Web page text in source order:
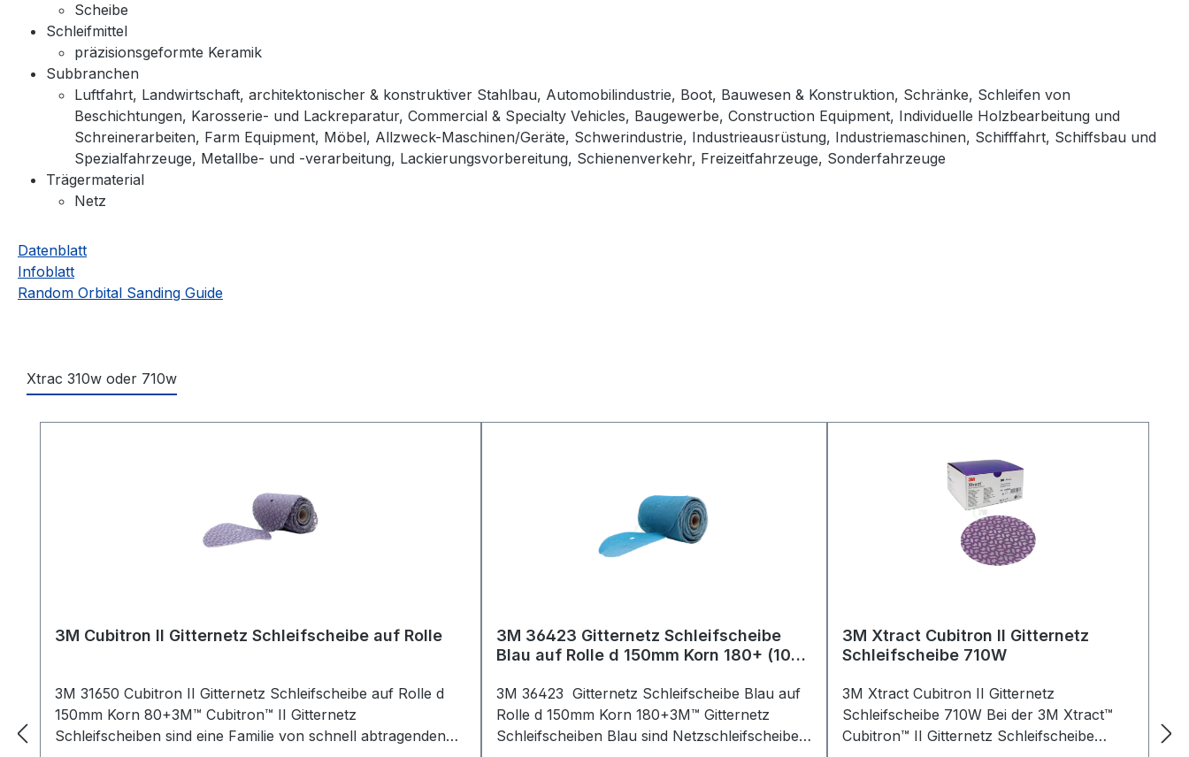
Scheibe
Schleifmittel
präzisionsgeformte Keramik
Subbranchen
Luftfahrt, Landwirtschaft, architektonischer & konstruktiver Stahlbau, Automobilindustrie, Boot, Bauwesen & Konstruktion, Schränke, Schleifen von
Beschichtungen, Karosserie- und Lackreparatur, Commercial & Specialty Vehicles, Baugewerbe, Construction Equipment, Individuelle Holzbearbeitung und
Schreinerarbeiten, Farm Equipment, Möbel, Allzweck-Maschinen/Geräte, Schwerindustrie, Industrieausrüstung, Industriemaschinen, Schifffahrt, Schiffsbau und
Spezialfahrzeuge, Metallbe- und -verarbeitung, Lackierungsvorbereitung, Schienenverkehr, Freizeitfahrzeuge, Sonderfahrzeuge
Trägermaterial
Netz
Datenblatt
Infoblatt
Random Orbital Sanding Guide
Xtrac 310w oder 710w
3M Cubitron II Gitternetz Schleifscheibe auf Rolle
3M 31650 Cubitron II Gitternetz Schleifscheibe auf Rolle d
150mm Korn 80+3M™ Cubitron™ II Gitternetz
Schleifscheiben sind eine Familie von schnell abtragenden
3M 36423 Gitternetz Schleifscheibe
Blau auf Rolle d 150mm Korn 180+ (100
3M 36423 Gitternetz Schleifscheibe Blau auf
Rolle d 150mm Korn 180+3M™ Gitternetz
Schleifscheiben Blau sind Netzschleifscheiben,
3M Xtract Cubitron II Gitternetz
Schleifscheibe 710W
3M Xtract Cubitron II Gitternetz
Schleifscheibe 710W Bei der 3M Xtract™
Cubitron™ II Gitternetz Schleifscheibe